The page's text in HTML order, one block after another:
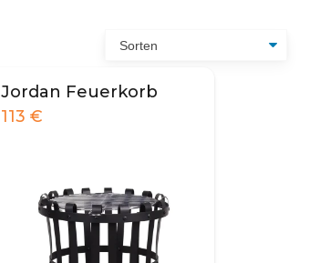
Jordan Feuerkorb
113 €